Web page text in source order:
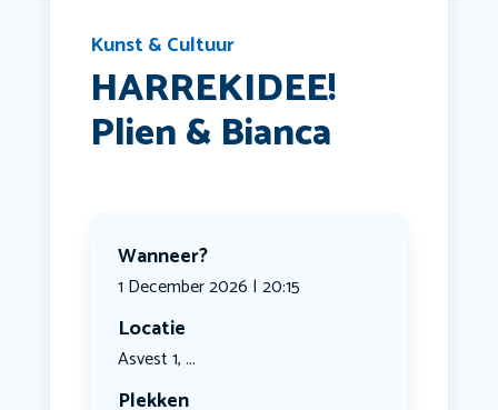
Kunst & Cultuur
HARREKIDEE!
Plien & Bianca
Wanneer?
1 December 2026 | 20:15
Locatie
Asvest 1, ...
Plekken